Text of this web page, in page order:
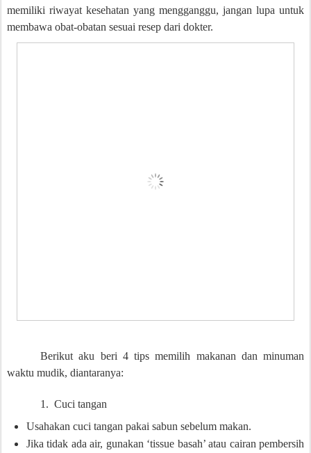
memiliki riwayat kesehatan yang mengganggu, jangan lupa untuk
membawa obat-obatan sesuai resep dari dokter.
Berikut aku beri 4 tips memilih makanan dan minuman
waktu mudik, diantaranya:
1. Cuci tangan
Usahakan cuci tangan pakai sabun sebelum makan.
Jika tidak ada air, gunakan ‘tissue basah’ atau cairan pembersih